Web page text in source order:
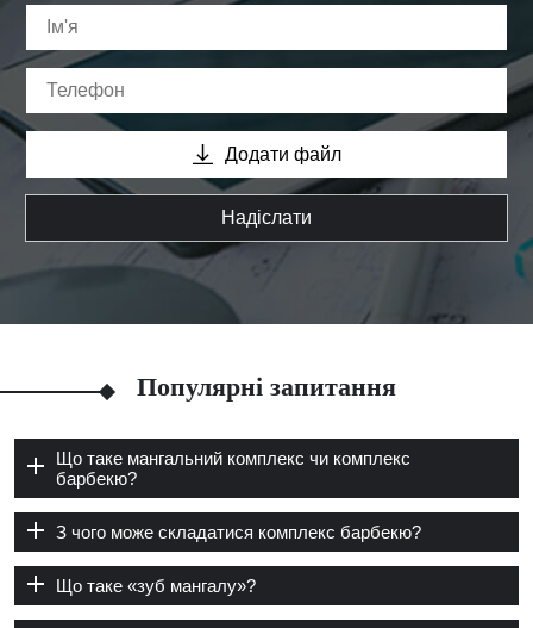
Додати файл
Надіслати
Популярні запитання
Що таке мангальний комплекс чи комплекс
барбекю?
З чого може складатися комплекс барбекю?
Що таке «зуб мангалу»?